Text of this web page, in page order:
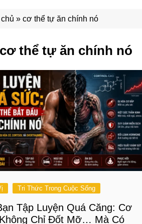
» cơ thể tự ăn chính nó
cơ thể tự ăn chính nó
Tri Thức Trong Cuộc Sống
Tập Luyện Quá Căng: Cơ
Chỉ Đốt Mỡ… Mà Có